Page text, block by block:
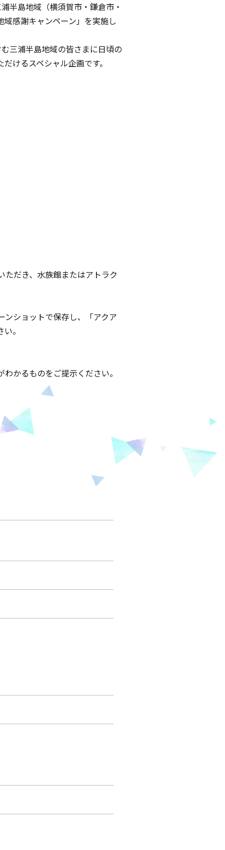
半島地域（横須賀市・鎌倉市・
感謝キャンペーン」を実施し
三浦半島地域の皆さまに日頃の
けるスペシャル企画です。
だき、水族館またはアトラク
ショットで保存し、「アクア
。
かるものをご提示ください。